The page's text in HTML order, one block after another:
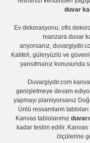
duvar
Ev dekorasyonu ,ofis
manzara duvar
arıyorsanız,
Kaliteli, güleryüzlü ve
yansıtmanız konusunda
Duvargiydir.com
genişletmeye devam
yapmayı planlıyorsanız
Ünlü ressamların tabloları
Kanvas tablolarımız duvar
kadar teslim edilir. Kanvas
ölçülerine